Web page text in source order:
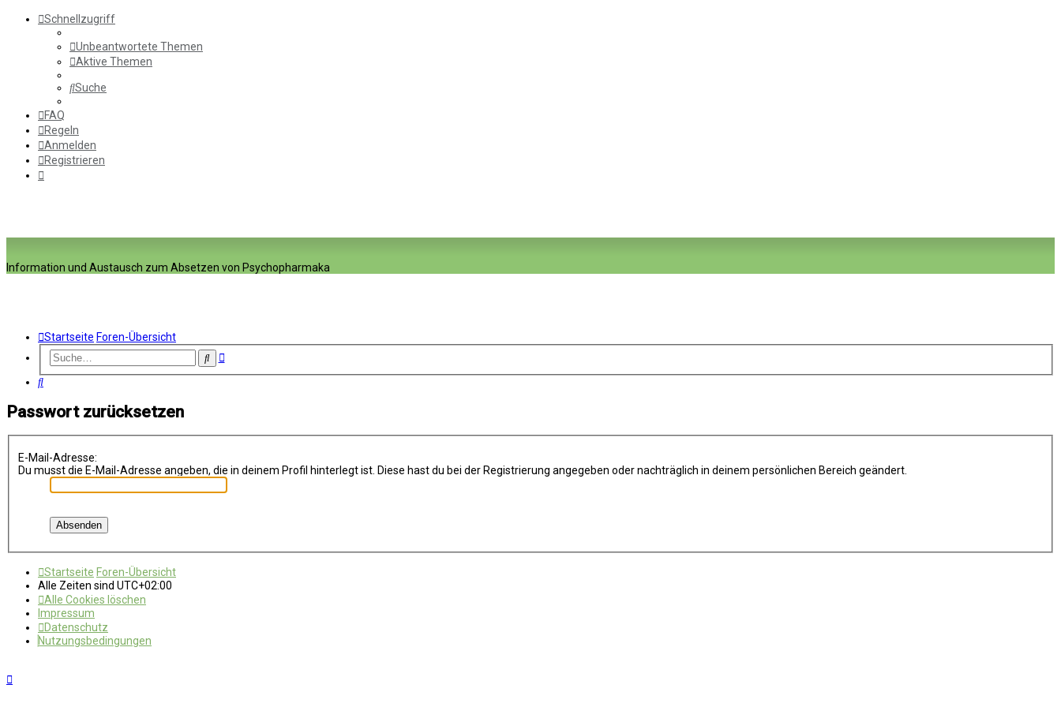
Schnellzugriff
Unbeantwortete Themen
Aktive Themen
Suche
FAQ
Regeln
Anmelden
Registrieren
Information und Austausch zum Absetzen von Psychopharmaka
Startseite Foren-Übersicht
SucheErweiterte
Suche
Passwort zurücksetzen
E-Mail-Adresse:
Du musst die E-Mail-Adresse angeben, die in deinem Profil hinterlegt ist. Diese hast du bei der Registrierung angegeben oder nachträglich in deinem persönlichen Bereich geändert.
Startseite Foren-Übersicht
Alle Zeiten sind UTC+02:00
Alle Cookies löschen
Impressum
Datenschutz
Nutzungsbedingungen